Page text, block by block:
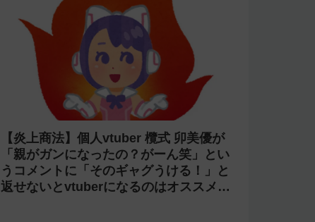
【炎上商法】個人vtuber 欖式 卯美優が
「親がガンになったの？がーん笑」とい
うコメントに「そのギャグうける！」と
返せないとvtuberになるのはオススメし